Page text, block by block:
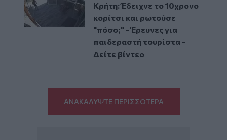
Κρήτη: Έδειχνε το 10χρονο
κορίτσι και ρωτούσε
"πόσο;" - Έρευνες για
παιδεραστή τουρίστα -
Δείτε βίντεο
ΑΝΑΚΑΛΥΨΤΕ ΠΕΡΙΣΣΟΤΕΡΑ